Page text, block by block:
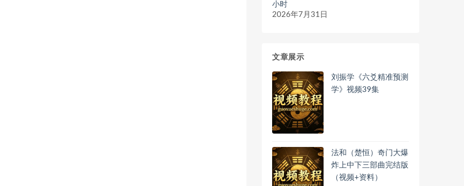
小时
2026年7月31日
文章展示
刘振学《六爻精准预测
学》视频39集
法和（楚恒）奇门大爆
炸上中下三部曲完结版
（视频+资料）